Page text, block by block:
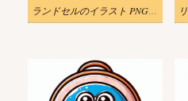
ランドセルのイラスト PNG透過